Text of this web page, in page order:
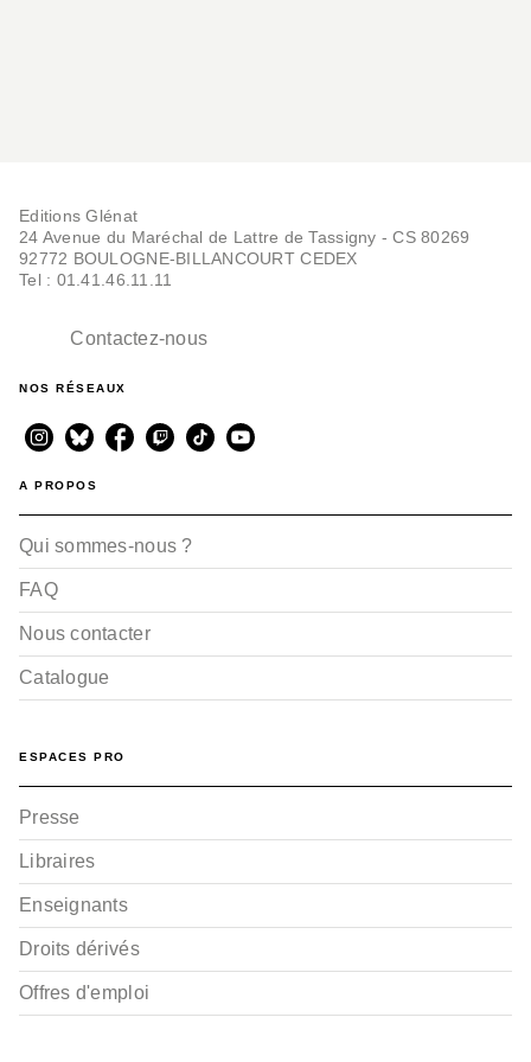
rando clé en main » : les voix locales vous font
découvrir les plus beaux coins de nos régions
> https://www.francebleu.fr/emissions/partir-des-
Editions Glénat
24 Avenue du Maréchal de Lattre de Tassigny - CS 80269
92772 BOULOGNE-BILLANCOURT CEDEX
Tel : 01.41.46.11.11
Contactez-nous
NOS RÉSEAUX
A PROPOS
Qui sommes-nous ?
FAQ
Nous contacter
Catalogue
ESPACES PRO
Presse
Libraires
Enseignants
Droits dérivés
Offres d'emploi